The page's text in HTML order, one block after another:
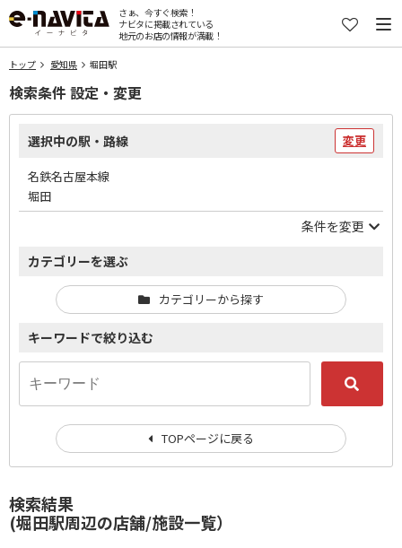
さぁ、今すぐ検索！
ナビタに掲載されている
地元のお店の情報が満載！
トップ 愛知県 堀田駅
検索結果
(堀田駅周辺の店舗/施設一覧）
検索条件 設定・変更
選択中の駅・路線 変更
名鉄名古屋本線
堀田
条件を変更
カテゴリーを選ぶ
カテゴリーから探す
キーワードで絞り込む
TOPページに戻る